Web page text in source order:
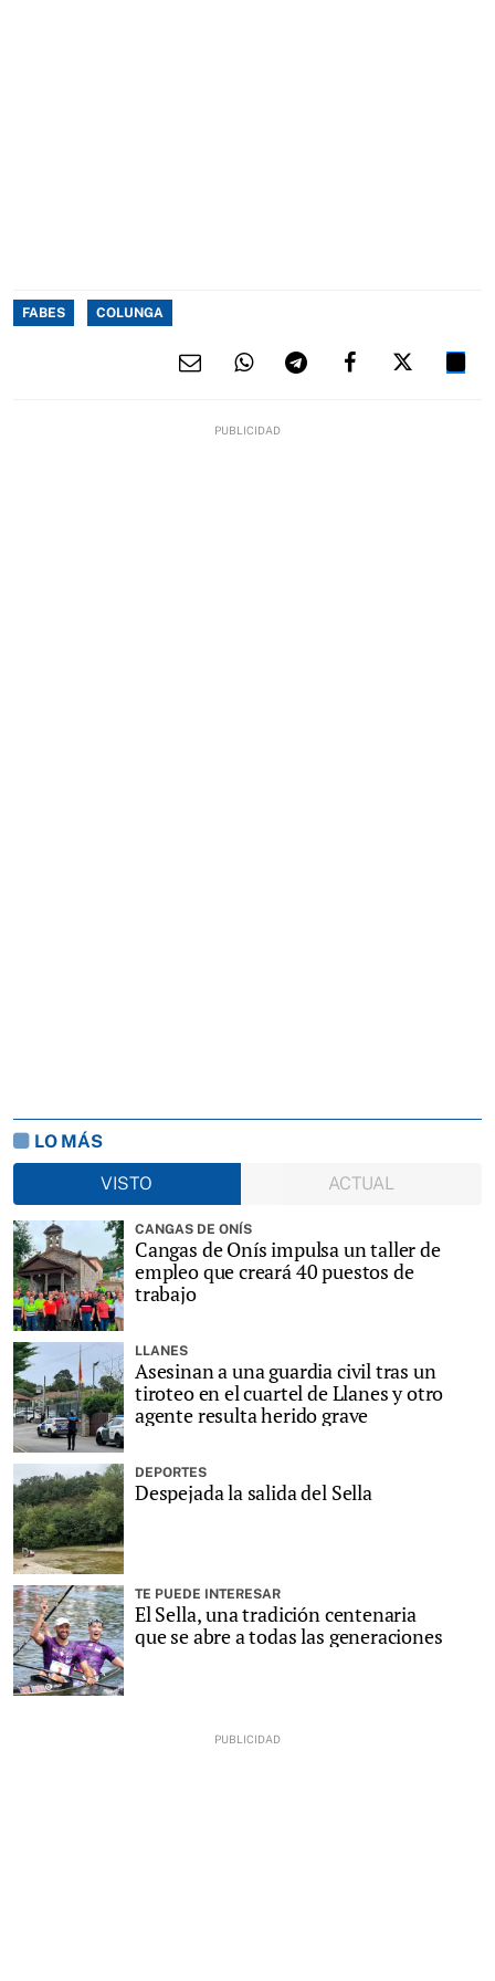
FABES COLUNGA
LO MÁS
VISTO
ACTUAL
CANGAS DE ONÍS
Cangas de Onís impulsa un taller de
empleo que creará 40 puestos de
trabajo
LLANES
Asesinan a una guardia civil tras un
tiroteo en el cuartel de Llanes y otro
agente resulta herido grave
DEPORTES
Despejada la salida del Sella
TE PUEDE INTERESAR
El Sella, una tradición centenaria
que se abre a todas las generaciones